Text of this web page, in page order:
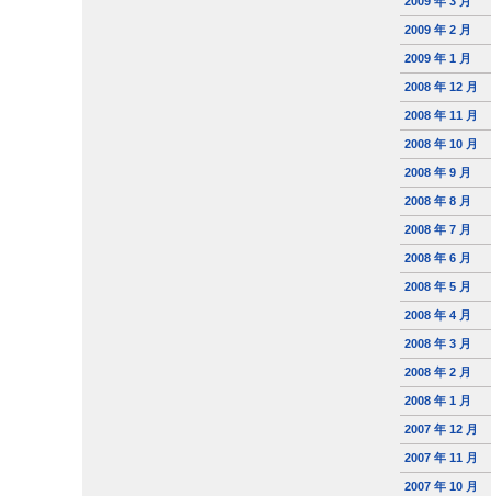
2009 年 2 月
2009 年 1 月
2008 年 12 月
2008 年 11 月
2008 年 10 月
2008 年 9 月
2008 年 8 月
2008 年 7 月
2008 年 6 月
2008 年 5 月
2008 年 4 月
2008 年 3 月
2008 年 2 月
2008 年 1 月
2007 年 12 月
2007 年 11 月
2007 年 10 月